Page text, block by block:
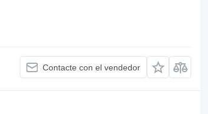
Contacte con el vendedor